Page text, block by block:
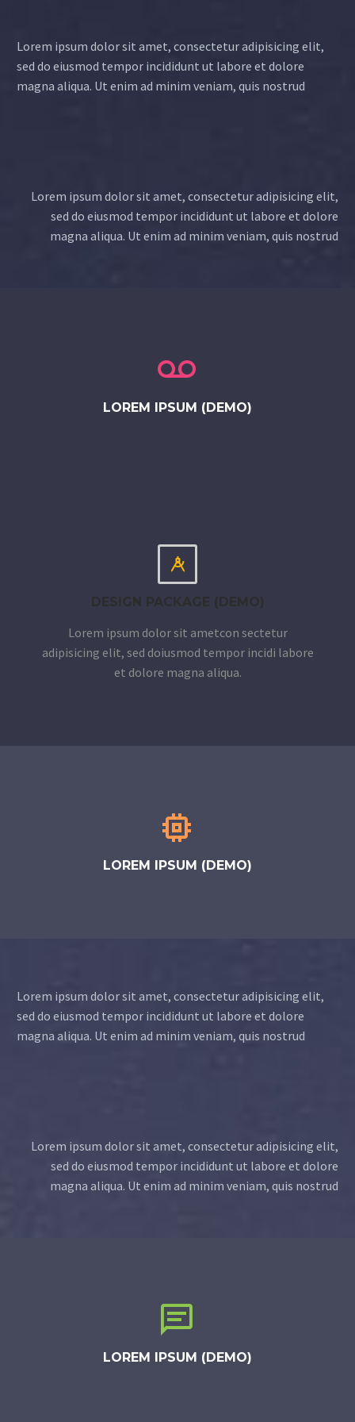
Lorem ipsum dolor sit amet, consectetur adipisicing elit,
sed do eiusmod tempor incididunt ut labore et dolore
magna aliqua. Ut enim ad minim veniam, quis nostrud
Lorem ipsum dolor sit amet, consectetur adipisicing elit,
sed do eiusmod tempor incididunt ut labore et dolore
magna aliqua. Ut enim ad minim veniam, quis nostrud


LOREM IPSUM (DEMO)


DESIGN PACKAGE (DEMO)
Lorem ipsum dolor sit ametcon sectetur
adipisicing elit, sed doiusmod tempor incidi labore
et dolore magna aliqua.


LOREM IPSUM (DEMO)
Lorem ipsum dolor sit amet, consectetur adipisicing elit,
sed do eiusmod tempor incididunt ut labore et dolore
magna aliqua. Ut enim ad minim veniam, quis nostrud
Lorem ipsum dolor sit amet, consectetur adipisicing elit,
sed do eiusmod tempor incididunt ut labore et dolore
magna aliqua. Ut enim ad minim veniam, quis nostrud


LOREM IPSUM (DEMO)